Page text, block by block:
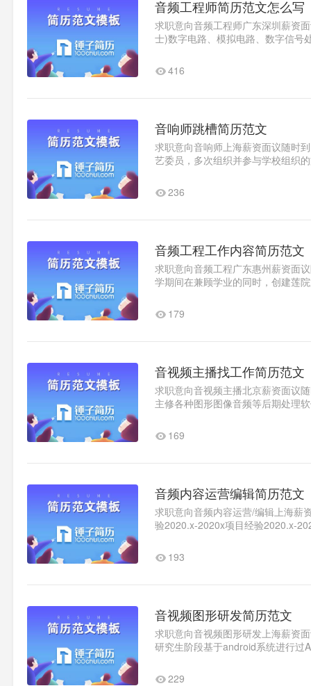
音频工程师简历范文怎么写
求职意向音频工程师广东深圳薪资
士)数字电路、模拟电路、数字信号
416
音响师跳槽简历范文
求职意向音响师上海薪资面议随时
艺委员，多次组织并参与学校组织
236
音频工程工作内容简历范文
求职意向音频工程广东惠州薪资面
学期间在兼顾学业的同时，创建莲
179
音视频主播找工作简历范文
求职意向音视频主播北京薪资面议
主修各种图形图像音频等后期处理
169
音频内容运营编辑简历范文
求职意向音频内容运营/编辑上海薪
验2020.x-2020x项目经验2020.x-
193
音视频图形研发简历范文
求职意向音视频图形研发上海薪资
研究生阶段基于android系统进行过
229